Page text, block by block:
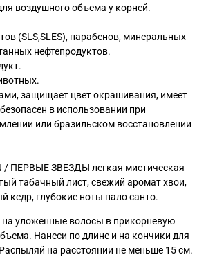
воздушного объема у корней.
(SLS,SLES), парабенов, минеральных
нефтепродуктов.
защищает цвет окрашивания, имеет
в использовании при
или бразильском восстановлении
/ ПЕРВЫЕ ЗВЕЗДЫ легкая мистическая
табачный лист, свежий аромат хвои,
кедр, глубокие ноты пало санто.
уложенные волосы в прикорневую
Нанеси по длине и на кончики для
на расстоянии не меньше 15 см.